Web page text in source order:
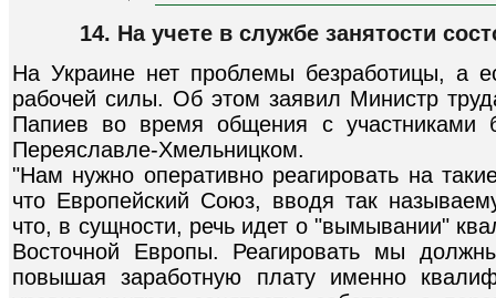
14. На учете в службе занятости
На Украине нет проблемы безработицы, а
рабочей силы. Об этом заявил Министр
Папиев во время общения с участниками
Переяславле-Хмельницком.
"Нам нужно оперативно реагировать на
что Европейский Союз, вводя так
что, в сущности, речь идет о "вымывании"
Восточной Европы. Реагировать мы
повышая заработную плату именно